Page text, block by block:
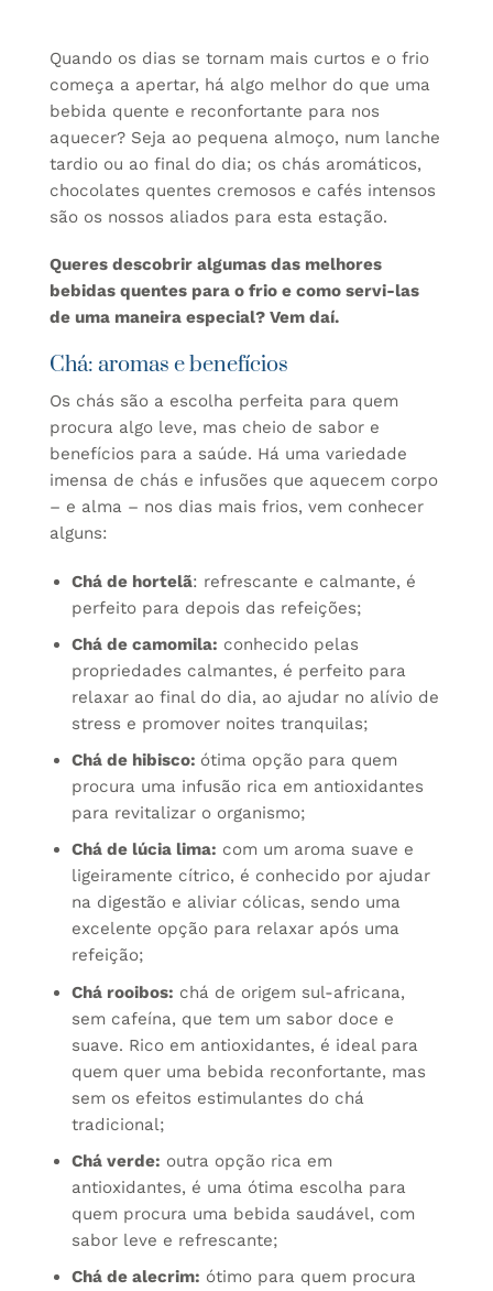
Quando os dias se tornam mais curtos e o frio
começa a apertar, há algo melhor do que uma
bebida quente e reconfortante para nos
aquecer? Seja ao pequena almoço, num lanche
tardio ou ao final do dia; os chás aromáticos,
chocolates quentes cremosos e cafés intensos
são os nossos aliados para esta estação.
Queres descobrir algumas das melhores
bebidas quentes para o frio e como servi-las
de uma maneira especial? Vem daí.
Chá: aromas e benefícios
Os chás são a escolha perfeita para quem
procura algo leve, mas cheio de sabor e
benefícios para a saúde. Há uma variedade
imensa de chás e infusões que aquecem corpo
– e alma – nos dias mais frios, vem conhecer
alguns:
Chá de hortelã: refrescante e calmante, é
perfeito para depois das refeições;
Chá de camomila: conhecido pelas
propriedades calmantes, é perfeito para
relaxar ao final do dia, ao ajudar no alívio de
stress e promover noites tranquilas;
Chá de hibisco: ótima opção para quem
procura uma infusão rica em antioxidantes
para revitalizar o organismo;
Chá de lúcia lima: com um aroma suave e
ligeiramente cítrico, é conhecido por ajudar
na digestão e aliviar cólicas, sendo uma
excelente opção para relaxar após uma
refeição;
Chá rooibos: chá de origem sul-africana,
sem cafeína, que tem um sabor doce e
suave. Rico em antioxidantes, é ideal para
quem quer uma bebida reconfortante, mas
sem os efeitos estimulantes do chá
tradicional;
Chá verde: outra opção rica em
antioxidantes, é uma ótima escolha para
quem procura uma bebida saudável, com
sabor leve e refrescante;
Chá de alecrim: ótimo para quem procura